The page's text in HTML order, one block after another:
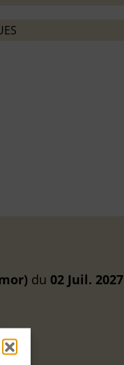
du 02 Juil. 2027